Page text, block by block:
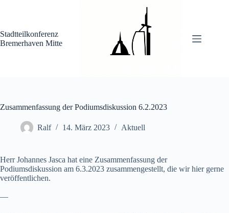
Stadtteilkonferenz
Bremerhaven Mitte
Zusammenfassung der Podiumsdiskussion 6.2.2023
Ralf 14. März 2023 Aktuell
Herr Johannes Jasca hat eine Zusammenfassung der
Podiumsdiskussion am 6.3.2023 zusammengestellt, die wir hier gerne
veröffentlichen.
—